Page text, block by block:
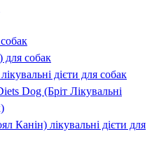
собак
дієти для собак
Dog (Бріт Лікувальні
Канін) лікувальні дієти для